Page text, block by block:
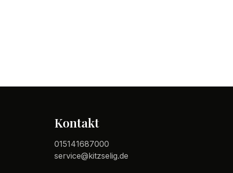
Kontakt
015141687000
service@kitzselig.de